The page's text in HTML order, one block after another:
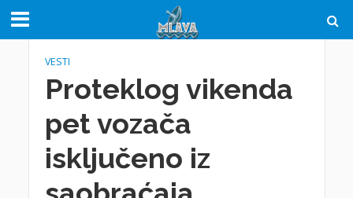
VESTI
Proteklog vikenda
pet vozača
isključeno iz